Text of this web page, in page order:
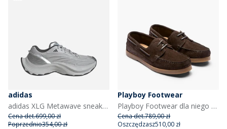
adidas
adidas XLG Metawave sneakersy kolor Grey Two/Carbon Silver/Silver Metallic
Cena det.699,00 zł
Poprzednio354,00 zł
Playboy Footwear
Playboy Footwear dla niego buty Aron z brązowego zamszu/gumy dla niego kolor Dk. Brown Suede/Gum
Cena det.789,00 zł
Oszczędzasz510,00 zł